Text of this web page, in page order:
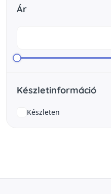
Ár
Készletinformáció
Készleten